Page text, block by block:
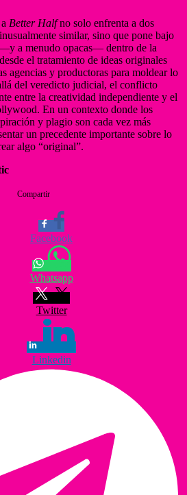
Better Halfno solo enfrenta a dos
similar, sino que pone bajo
a menudo opacas— dentro de la
el tratamiento de ideas originales
agencias y productoras para moldear lo
del veredicto judicial, el conflicto
entre la creatividad independiente y el
En un contexto donde los
y plagio son cada vez más
un precedente importante sobre lo
algo “original”.
Compartir
Facebook
Whatsapp
Twitter
Linkedin